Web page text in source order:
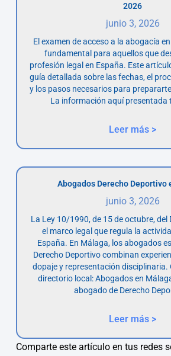
2026
junio 3, 2026
El examen de acceso a la abogacía
fundamental para aquellos que
profesión legal en España. Este
guía detallada sobre las fechas, el
y los pasos necesarios para
La información aquí presentada
Leer más >
Abogados Derecho Deportivo
junio 3, 2026
La Ley 10/1990, de 15 de octubre, del
el marco legal que regula la
España. En Málaga, los abogados
Derecho Deportivo combinan
dopaje y representación disciplinaria.
directorio local: Abogados en
abogado de Derecho
Leer más >
Comparte este artículo en tus redes